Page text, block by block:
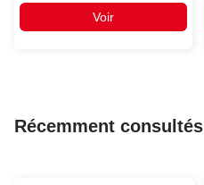
couvercle en verre et poterie
Voir
Récemment consultés